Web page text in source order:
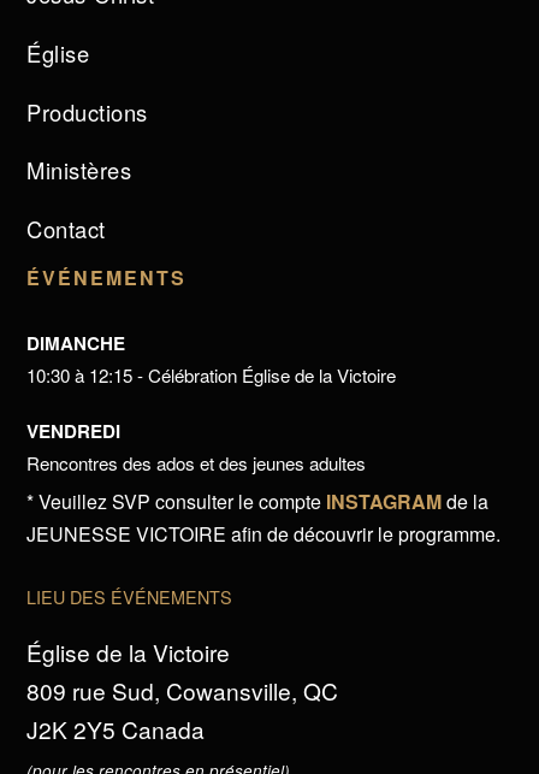
Église
Productions
Ministères
Contact
ÉVÉNEMENTS
DIMANCHE
10:30 à 12:15 - Célébration Église de la Victoire
VENDREDI
Rencontres des ados et des jeunes adultes
* Veuillez SVP consulter le compte INSTAGRAMde la
JEUNESSE VICTOIRE afin de découvrir le programme.
LIEU DES ÉVÉNEMENTS
Église de la Victoire
809 rue Sud, Cowansville, QC
J2K 2Y5 Canada